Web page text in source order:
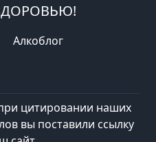
Алкоблог
цитировании наших
вы поставили ссылку